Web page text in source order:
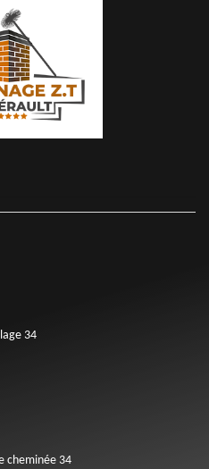
34
cheminée 34